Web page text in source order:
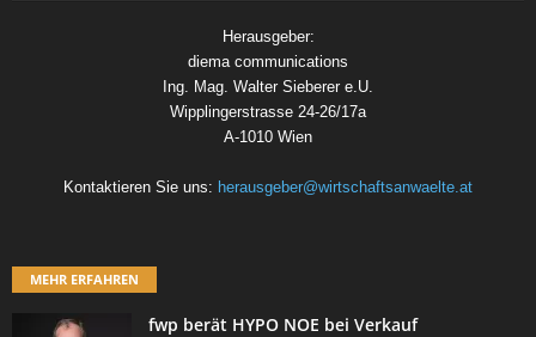
Herausgeber:
diema communications
Ing. Mag. Walter Sieberer e.U.
Wipplingerstrasse 24-26/17a
A-1010 Wien
Kontaktieren Sie uns: herausgeber@wirtschaftsanwaelte.at
MEHR ERFAHREN
fwp berät HYPO NOE bei Verkauf